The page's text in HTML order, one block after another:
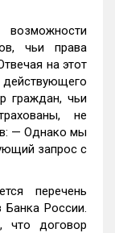
чьи права
на этот
граждан, чьи
не
— Однако мы
запрос с
перечень
Банка России.
что договор